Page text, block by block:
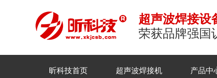
超声波焊接设
荣获品牌强国
昕科技首页 超声波焊接机 产品中